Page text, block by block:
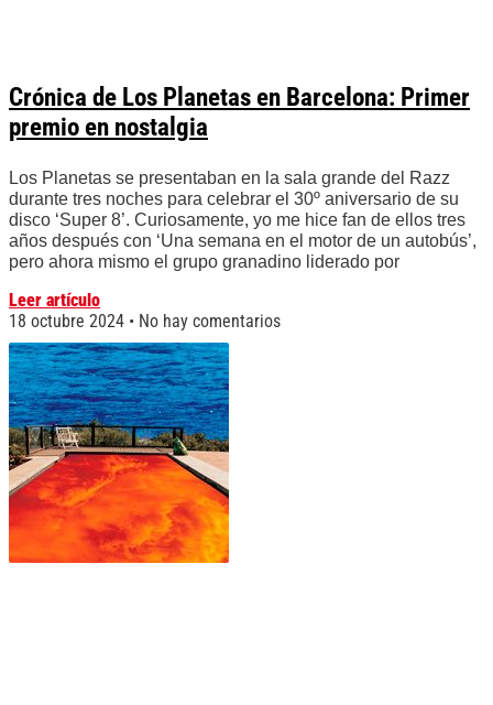
Crónica de Los Planetas en Barcelona: Primer
premio en nostalgia
Los Planetas se presentaban en la sala grande del Razz
durante tres noches para celebrar el 30º aniversario de su
disco ‘Super 8’. Curiosamente, yo me hice fan de ellos tres
años después con ‘Una semana en el motor de un autobús’,
pero ahora mismo el grupo granadino liderado por
Leer artículo
18 octubre 2024
No hay comentarios